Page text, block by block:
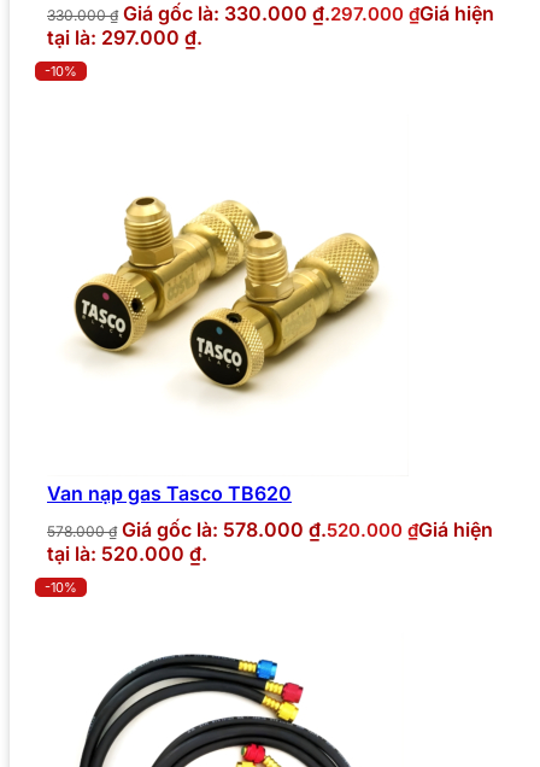
330.000₫ Giá gốc là: 330.000 ₫.297.000 ₫Giá hiện
tại là: 297.000 ₫.
-10%
Van nạp gas Tasco TB620
578.000₫ Giá gốc là: 578.000 ₫.520.000 ₫Giá hiện
tại là: 520.000 ₫.
-10%